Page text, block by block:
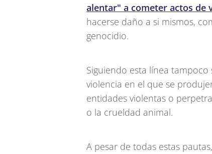
alentar" a cometer actos de
hacerse daño a si mismos,
genocidio.
Siguiendo esta línea
violencia en el que se
entidades violentas o
o la crueldad animal.
A pesar de todas estas